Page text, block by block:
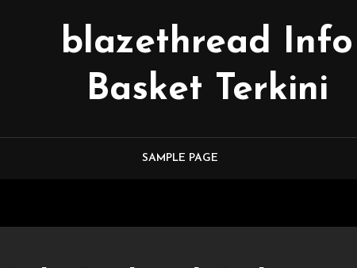
blazethread Info
Basket Terkini
SAMPLE PAGE